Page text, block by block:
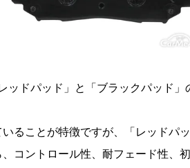
ドパッド」と「ブラックパッド」
ることが特徴ですが、「レッドパ
コントロール性、耐フェード性、